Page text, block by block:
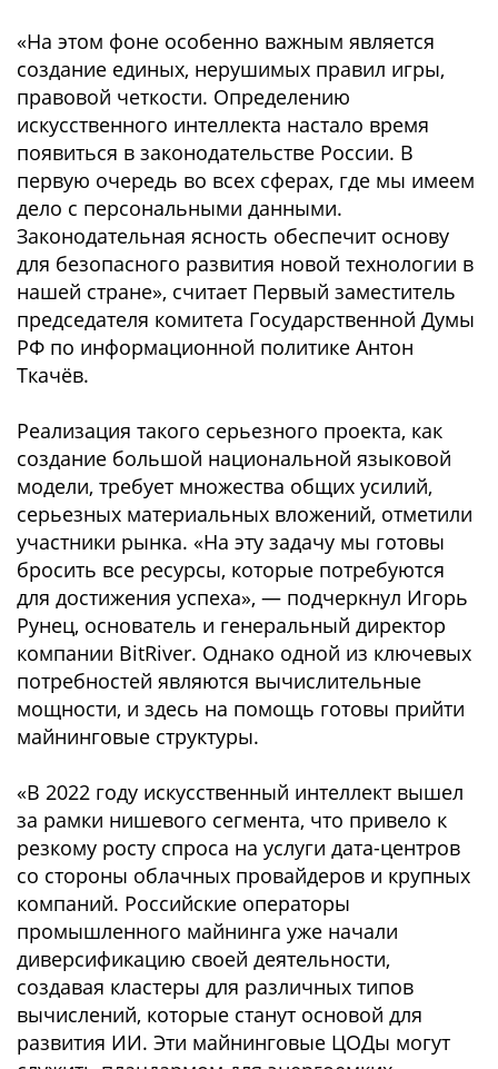
«На этом фоне особенно важным является
создание единых, нерушимых правил игры,
правовой четкости. Определению
искусственного интеллекта настало время
появиться в законодательстве России. В
первую очередь во всех сферах, где мы имеем
дело с персональными данными.
Законодательная ясность обеспечит основу
для безопасного развития новой технологии в
нашей стране», считает Первый заместитель
председателя комитета Государственной Думы
РФ по информационной политике Антон
Ткачёв.
Реализация такого серьезного проекта, как
создание большой национальной языковой
модели, требует множества общих усилий,
серьезных материальных вложений, отметили
участники рынка. «На эту задачу мы готовы
бросить все ресурсы, которые потребуются
для достижения успеха», — подчеркнул Игорь
Рунец, основатель и генеральный директор
компании BitRiver. Однако одной из ключевых
потребностей являются вычислительные
мощности, и здесь на помощь готовы прийти
майнинговые структуры.
«В 2022 году искусственный интеллект вышел
за рамки нишевого сегмента, что привело к
резкому росту спроса на услуги дата-центров
со стороны облачных провайдеров и крупных
компаний. Российские операторы
промышленного майнинга уже начали
диверсификацию своей деятельности,
создавая кластеры для различных типов
вычислений, которые станут основой для
развития ИИ. Эти майнинговые ЦОДы могут